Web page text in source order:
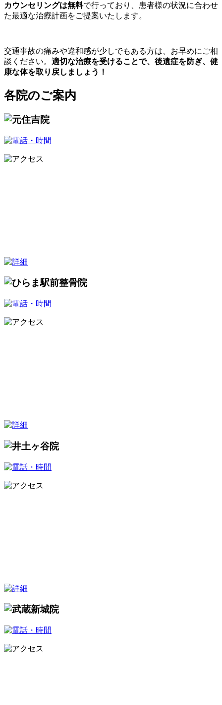
カウンセリングは無料で行っており、患者様の状況に合わせ
た最適な治療計画をご提案いたします。
交通事故の痛みや違和感が少しでもある方は、お早めにご相
談ください。 適切な治療を受けることで、後遺症を防ぎ、健
康な体を取り戻しましょう！
各院のご案内